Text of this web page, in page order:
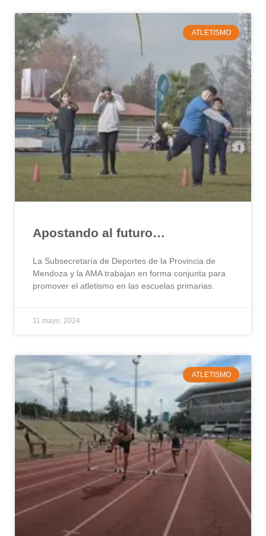
ATLETISMO
Apostando al futuro…
La Subsecretaría de Deportes de la Provincia de
Mendoza y la AMA trabajan en forma conjunta para
promover el atletismo en las escuelas primarias.
11 mayo, 2024
ATLETISMO